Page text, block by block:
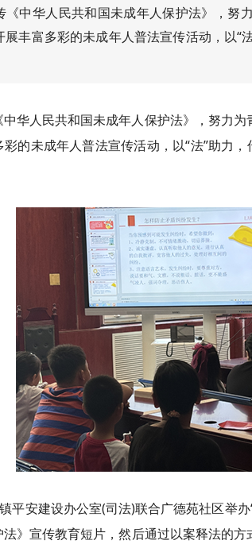
《中华人民共和国未成年人保护法》，努
丰富多彩的未成年人普法宣传活动，以“
华人民共和国未成年人保护法》，努力
的未成年人普法宣传活动，以“法”助力
平安建设办公室(司法)联合广德苑社区举
》宣传教育短片，然后通过以案释法的